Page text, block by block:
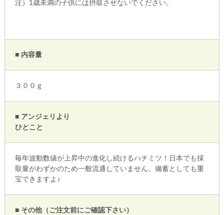
注）1歳未満の子供には摂取させないでください。
■ 内容量
３００ｇ
■ アンジェリより
ひとこと
毎年波動数値が上昇中の進化し続けるハチミツ！日本でも採
取量がわずかのため一般流通していません。備蓄としても重
宝できますよ♪
■ その他（ご注文前にご確認下さい）